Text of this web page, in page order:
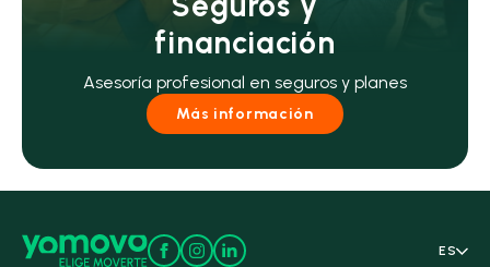
financiación
Asesoría profesional en seguros y planes
Más información
ES